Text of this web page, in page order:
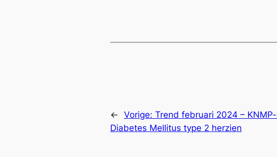
← Vorige: Trend februari 2024 –
Diabetes Mellitus type 2 herzien